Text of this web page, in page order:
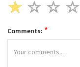
Comments: *